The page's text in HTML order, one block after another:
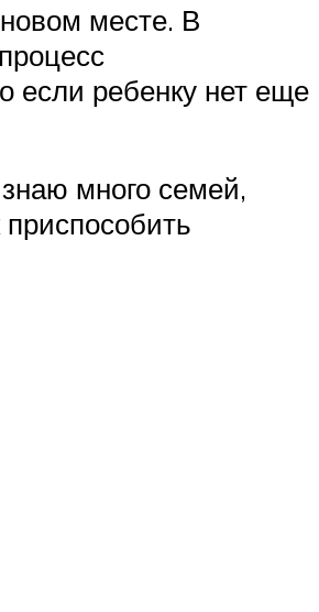
месте. В
если ребенку нет еще
много семей,